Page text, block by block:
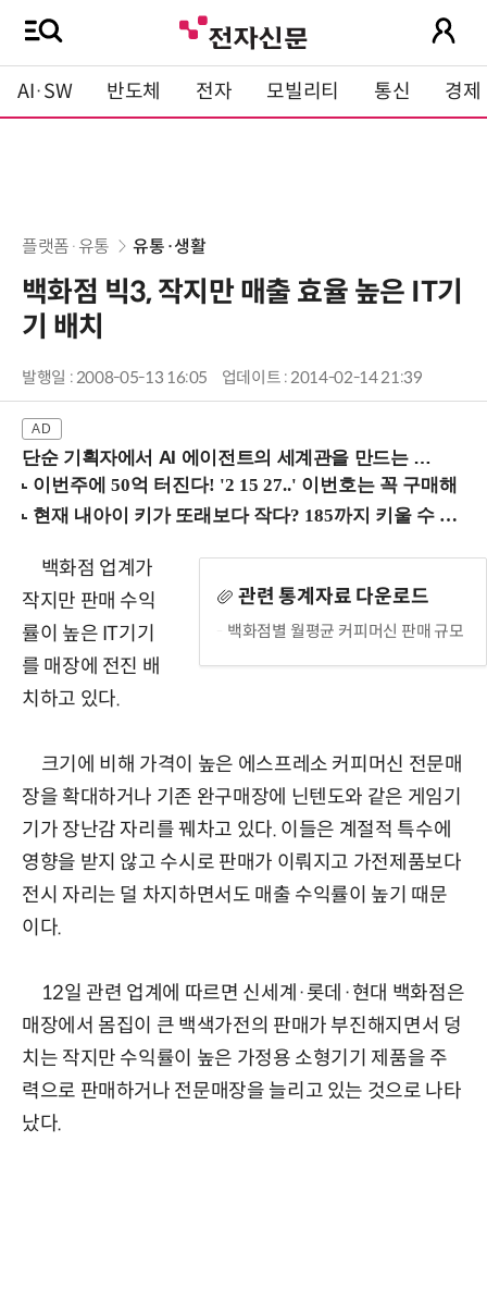
AI·SW 반도체 전자 모빌리티 통신 경제
플랫폼·유통 유통·생활
백화점 빅3, 작지만 매출 효율 높은 IT기
기 배치
발행일 : 2008-05-13 16:05 업데이트 : 2014-02-14 21:39
단순 기획자에서 AI 에이전트의 세계관을 만드는 지식 설계자로.. (8/20 강남역)
관련 통계자료 다운로드
백화점별 월평균 커피머신 판매 규모
백화점 업계가
작지만 판매 수익
률이 높은 IT기기
를 매장에 전진 배
치하고 있다.
크기에 비해 가격이 높은 에스프레소 커피머신 전문매
장을 확대하거나 기존 완구매장에 닌텐도와 같은 게임기
기가 장난감 자리를 꿰차고 있다. 이들은 계절적 특수에
영향을 받지 않고 수시로 판매가 이뤄지고 가전제품보다
전시 자리는 덜 차지하면서도 매출 수익률이 높기 때문
이다.
12일 관련 업계에 따르면 신세계·롯데·현대 백화점은
매장에서 몸집이 큰 백색가전의 판매가 부진해지면서 덩
치는 작지만 수익률이 높은 가정용 소형기기 제품을 주
력으로 판매하거나 전문매장을 늘리고 있는 것으로 나타
났다.